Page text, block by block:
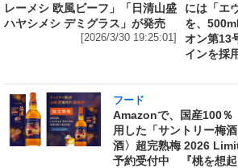
レーメシ 欧風ビーフ」「日清山盛
ハヤシメシ デミグラス」が発売
[2026/3/30 19:25:01]
には「エ
を、
オン第13
インを採
フード
Amazonで、国産100％
用した「サントリー梅
酒〉超完熟梅 2026
予約受付中 『桃を想起